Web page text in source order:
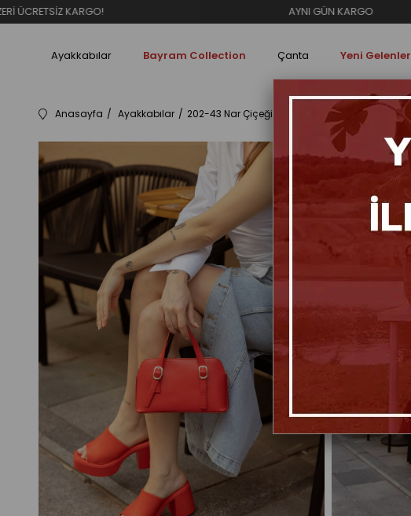
AYNI GÜN KARGO
Ayakkabılar Bayram Collection Çanta Yeni Gelenler
Anasayfa Ayakkabılar 202-43 Nar Çiçeği Kalın Tabanlı Kadın Terlik